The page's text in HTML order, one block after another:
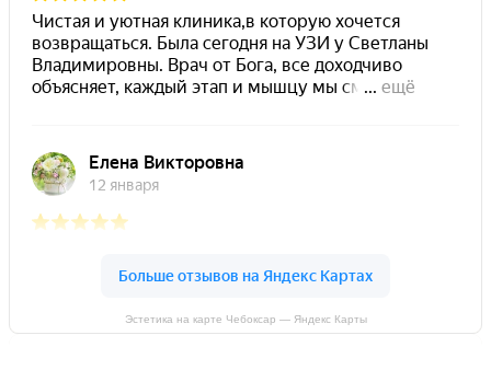
Эстетика на карте Чебоксар — Яндекс Карты